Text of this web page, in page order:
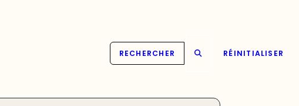
RECHERCHER RÉINITIALISER